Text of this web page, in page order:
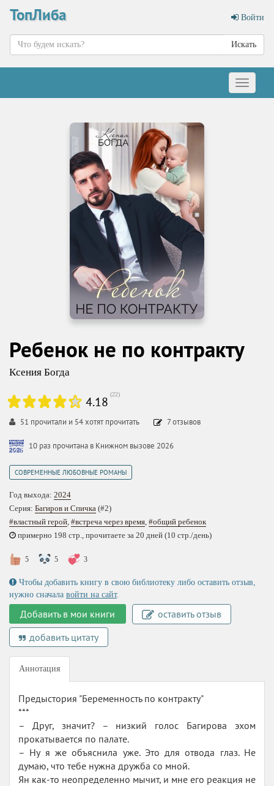
ТопЛиба Войти
Искать
Меню
Ребенок не по контракту
Ксения Богда
4.18 (22)
51 прочитали и 54хотят прочитать 7отзывов
10 раз прочитана в Книжном вызове 2026
СОВРЕМЕННЫЕ ЛЮБОВНЫЕ РОМАНЫ
Год выхода: 2024
Серия: Багиров и Спичка (#2)
#властный герой, #встреча через время, #общий ребенок
примерно 198 стр., прочитаете за 20 дней (10 стр./день)
5 5 3
Чтобы добавить книгу в свою библиотеку либо оставить отзыв,
нужно сначала войти на сайт.
Добавить в мои книги
оставить отзыв
добавить цитату
Аннотация
Предыстория "Беременность по контракту"
***
– Друг, значит? – низкий голос Багирова эхом
прокатывается по палате.
– Ну я же объяснила уже. Это для отвода глаз. Не
думаю, что тебе нужна дружба со мной.
Ян как-то неопределенно мычит, и мне его реакция не